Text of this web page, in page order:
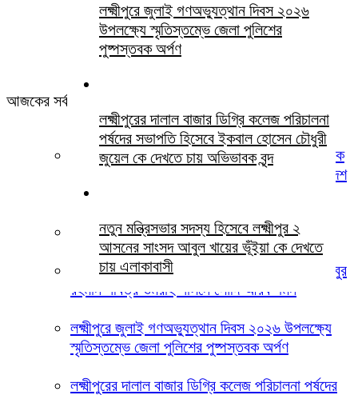
লক্ষ্মীপুরে জুলাই গণঅভ্যুত্থান দিবস ২০২৬
উপলক্ষ্যে স্মৃতিস্তম্ভে জেলা পুলিশের
পুষ্পস্তবক অর্পণ
লক্ষ্মীপুরের দালাল বাজার ডিগ্রি কলেজ পরিচালনা
পর্ষদের সভাপতি হিসেবে ইকবাল হোসেন চৌধুরী
জুয়েল কে দেখতে চায় অভিভাবক বৃন্দ
নতুন মন্ত্রিসভার সদস্য হিসেবে লক্ষ্মীপুর ২
আসনের সাংসদ আবুল খায়ের ভূঁইয়া কে দেখতে
চায় এলাকাবাসী
আজকের সর্বশেষ সবখবর
দৈনিক জনকণ্ঠের রায়পুর প্রতিনিধি প্রদীপ কুমার রায় কে
পূজা উদযাপন পরিষদের সম্পাদক নির্বাচিত করায় বাংলাদেশ
প্রেসক্লাব লক্ষ্মীপুর জেলা শাখার পক্ষথেকে অভিনন্দন
খামোশী বড় চিৎকার
লক্ষ্মীপুর জেলা জজ আদালতের সিনিয়র আইনজীবী হাসিবুর
রহমান পবিত্র ওমরাহ পালনে সৌদি আরব গমন
লক্ষ্মীপুরে জুলাই গণঅভ্যুত্থান দিবস ২০২৬ উপলক্ষ্যে
স্মৃতিস্তম্ভে জেলা পুলিশের পুষ্পস্তবক অর্পণ
লক্ষ্মীপুরের দালাল বাজার ডিগ্রি কলেজ পরিচালনা পর্ষদের